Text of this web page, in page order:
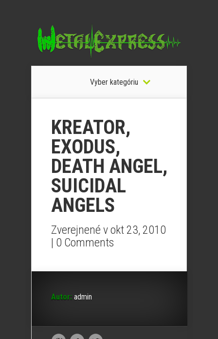
Vyber kategóriu
KREATOR,
EXODUS,
DEATH ANGEL,
SUICIDAL
ANGELS
Zverejnené v okt 23, 2010
| 0 Comments
Autor: admin